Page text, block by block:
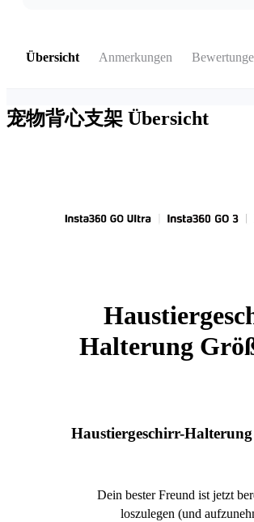
Übersicht Anmerkungen
宠物背心支架 Übersicht
Halterung
Haustiergeschirr-
Dein bester Freund ist jetzt
loszulegen (und